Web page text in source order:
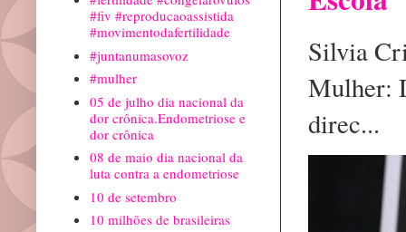
Silvia
Mulher:
direc...
#fiv #reproducaoassistida
#movimentodafertilidade
#juntanumasovoz
#mulher
05 de julho dia nacional da
dor crônica.Endometriose e
dor crônica
08 de maio dia nacional da
luta contra a endometriose
10 de setembro
10 milhões de brasileiras